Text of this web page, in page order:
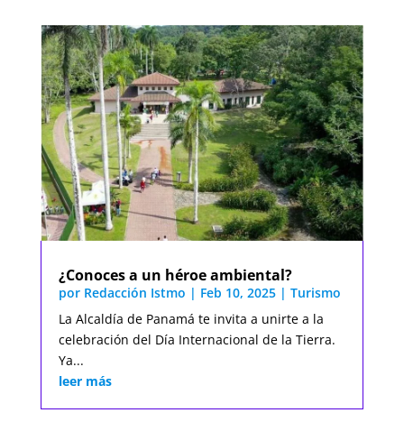
¿Conoces a un héroe ambiental?
por Redacción Istmo | Feb 10, 2025| Turismo
La Alcaldía de Panamá te invita a unirte a la
celebración del Día Internacional de la Tierra.
Ya...
leer más